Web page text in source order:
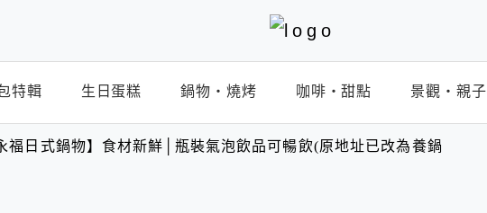
特輯 生日蛋糕 鍋物‧燒烤 咖啡‧甜點 景觀‧親子
福日式鍋物】食材新鮮│瓶裝氣泡飲品可暢飲(原地址已改為養鍋